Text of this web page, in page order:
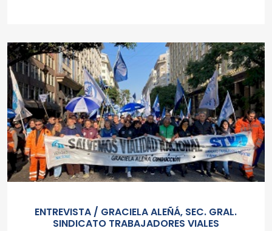
ENTREVISTA / GRACIELA ALEÑÁ, SEC. GRAL.
SINDICATO TRABAJADORES VIALES